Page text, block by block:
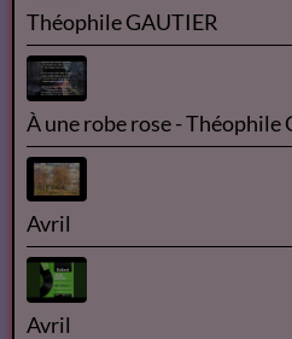
Théophile GAUTIER
À une robe rose - Théophile
Avril
Avril